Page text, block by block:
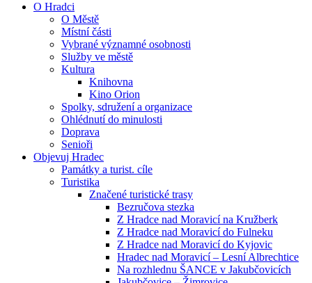
O Hradci
O Městě
Místní části
Vybrané významné osobnosti
Služby ve městě
Kultura
Knihovna
Kino Orion
Spolky, sdružení a organizace
Ohlédnutí do minulosti
Doprava
Senioři
Objevuj Hradec
Památky a turist. cíle
Turistika
Značené turistické trasy
Bezručova stezka
Z Hradce nad Moravicí na Kružberk
Z Hradce nad Moravicí do Fulneku
Z Hradce nad Moravicí do Kyjovic
Hradec nad Moravicí – Lesní Albrechtice
Na rozhlednu ŠANCE v Jakubčovicích